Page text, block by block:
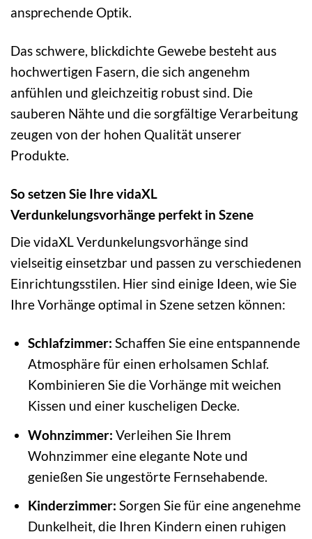
ansprechende Optik.
Das schwere, blickdichte Gewebe besteht aus
hochwertigen Fasern, die sich angenehm
anfühlen und gleichzeitig robust sind. Die
sauberen Nähte und die sorgfältige Verarbeitung
zeugen von der hohen Qualität unserer
Produkte.
So setzen Sie Ihre vidaXL
Verdunkelungsvorhänge perfekt in Szene
Die vidaXL Verdunkelungsvorhänge sind
vielseitig einsetzbar und passen zu verschiedenen
Einrichtungsstilen. Hier sind einige Ideen, wie Sie
Ihre Vorhänge optimal in Szene setzen können:
Schlafzimmer: Schaffen Sie eine entspannende
Atmosphäre für einen erholsamen Schlaf.
Kombinieren Sie die Vorhänge mit weichen
Kissen und einer kuscheligen Decke.
Wohnzimmer: Verleihen Sie Ihrem
Wohnzimmer eine elegante Note und
genießen Sie ungestörte Fernsehabende.
Kinderzimmer: Sorgen Sie für eine angenehme
Dunkelheit, die Ihren Kindern einen ruhigen